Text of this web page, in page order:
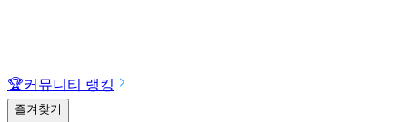
🏆커뮤니티 랭킹
즐겨찾기